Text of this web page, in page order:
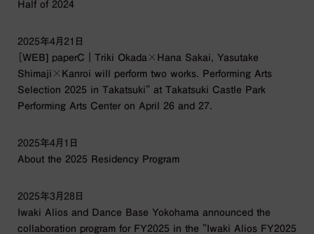
Half of 2024
2025年4月21日
［WEB] paperC｜Triki Okada╳Hana Sakai, Yasutake
Shimaji╳Kanroi will perform two works. Performing Arts
Selection 2025 in Takatsuki" at Takatsuki Castle Park
Performing Arts Center on April 26 and 27.
2025年4月1日
About the 2025 Residency Program
2025年3月28日
Iwaki Alios and Dance Base Yokohama announced the
collaboration program for FY2025 in the "Iwaki Alios FY2025